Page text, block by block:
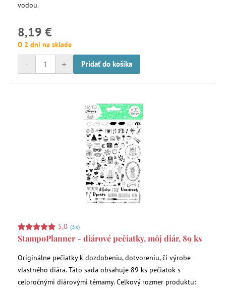
vodou.
8,19 €
O 2 dni na sklade
+
- Pridať do košíka
5,0 (3x)
StampoPlanner - diárové pečiatky, môj diár, 89 ks
Originálne pečiatky k dozdobeniu, dotvoreniu, či výrobe
vlastného diára. Táto sada obsahuje 89 ks pečiatok s
celoročnými diárovými témamy. Celkový rozmer produktu: